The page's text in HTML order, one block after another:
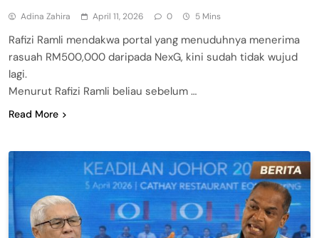
Adina Zahira April 11, 2026 0 5 Mins
Rafizi Ramli mendakwa portal yang menuduhnya menerima
rasuah RM500,000 daripada NexG, kini sudah tidak wujud
lagi.
Menurut Rafizi Ramli beliau sebelum …
Read More